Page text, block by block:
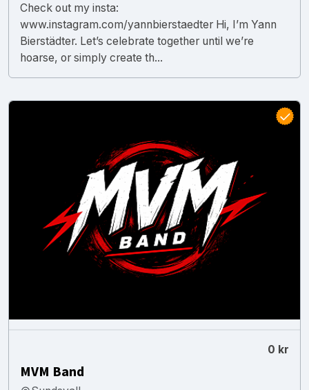
Check out my insta:
www.instagram.com/yannbierstaedter Hi, I’m Yann
Bierstädter. Let’s celebrate together until we’re
hoarse, or simply create th...
0 kr
MVM Band